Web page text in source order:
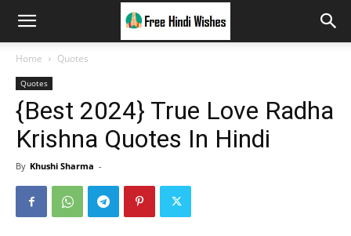
Home Quotes
Quotes
{Best 2024} True Love Radha
Krishna Quotes In Hindi
By Khushi Sharma -